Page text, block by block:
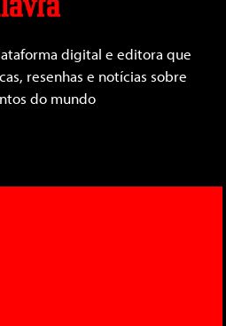
digital e editora que
resenhas e notícias sobre
do mundo